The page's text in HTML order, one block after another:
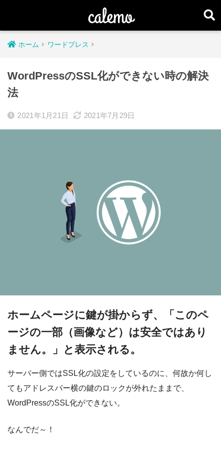
ホーム ワードプレス
WordPressのSSL化ができない時の解決
法
2021年1月21日 2021年7月29日
ホームページに鍵が掛からず、「このペ
ージの一部（画像など）は安全ではあり
ません。」と表示される。
サーバー側ではSSL化の設定をしているのに、何故か何し
てもアドレスバー横の鍵のロックが外れたままで、
WordPressのSSL化ができない。
なんでだ～！